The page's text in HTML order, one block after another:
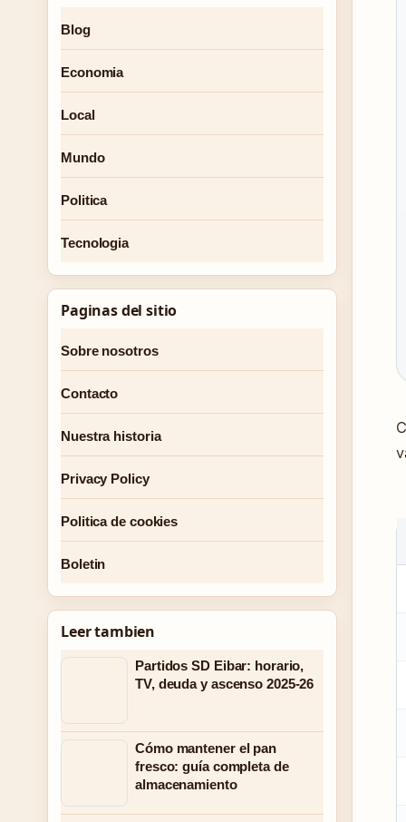
Blog
Economia
Local
Mundo
Politica
Tecnologia
Paginas del sitio
Sobre nosotros
Contacto
Nuestra historia
Privacy Policy
Politica de cookies
Boletin
Leer tambien
Partidos SD Eibar: horario,
TV, deuda y ascenso 2025-26
Cómo mantener el pan
fresco: guía completa de
almacenamiento